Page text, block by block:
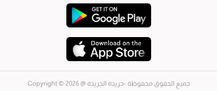
جميع الحقوق محفوظة -جريدة الجريدة@ 2026 © Copyright